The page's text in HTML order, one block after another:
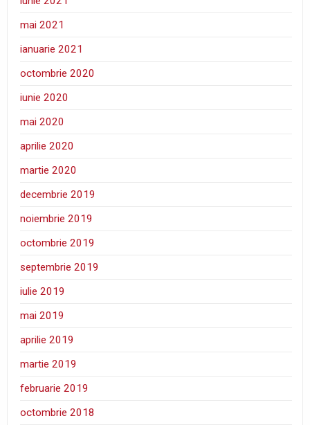
mai 2021
ianuarie 2021
octombrie 2020
iunie 2020
mai 2020
aprilie 2020
martie 2020
decembrie 2019
noiembrie 2019
octombrie 2019
septembrie 2019
iulie 2019
mai 2019
aprilie 2019
martie 2019
februarie 2019
octombrie 2018